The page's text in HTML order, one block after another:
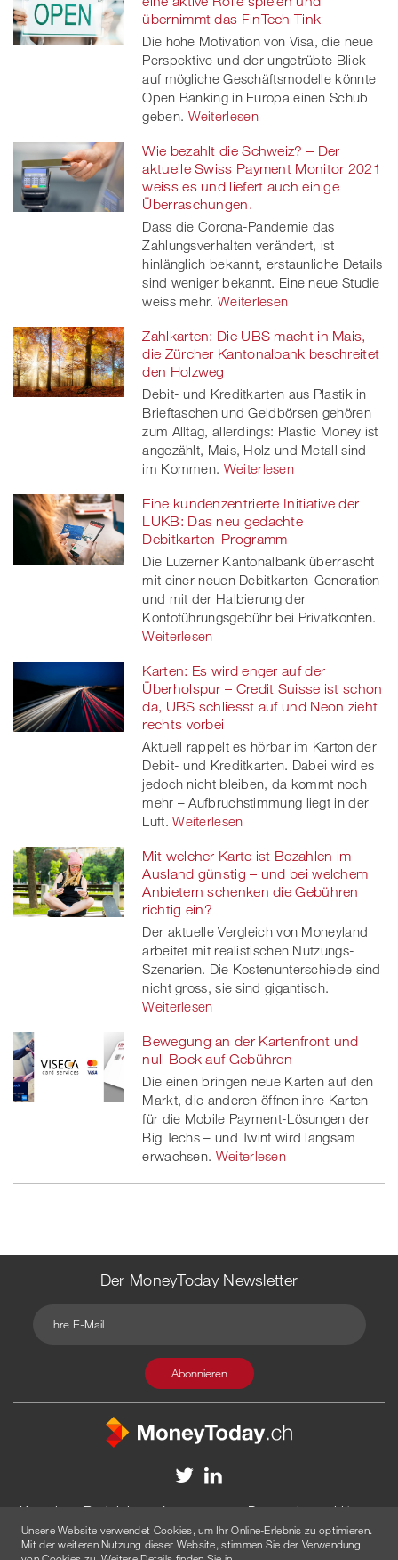
übernimmt das FinTech Tink
Die hohe Motivation von Visa, die neue
Perspektive und der ungetrübte Blick
auf mögliche Geschäftsmodelle könnte
Open Banking in Europa einen Schub
geben. Weiterlesen
Wie bezahlt die Schweiz? – Der
aktuelle Swiss Payment Monitor 2021
weiss es und liefert auch einige
Überraschungen.
Dass die Corona-Pandemie das
Zahlungsverhalten verändert, ist
hinlänglich bekannt, erstaunliche Details
sind weniger bekannt. Eine neue Studie
weiss mehr. Weiterlesen
Zahlkarten: Die UBS macht in Mais,
die Zürcher Kantonalbank beschreitet
den Holzweg
Debit- und Kreditkarten aus Plastik in
Brieftaschen und Geldbörsen gehören
zum Alltag, allerdings: Plastic Money ist
angezählt, Mais, Holz und Metall sind
im Kommen. Weiterlesen
Eine kundenzentrierte Initiative der
LUKB: Das neu gedachte
Debitkarten-Programm
Die Luzerner Kantonalbank überrascht
mit einer neuen Debitkarten-Generation
und mit der Halbierung der
Kontoführungsgebühr bei Privatkonten.
Weiterlesen
Karten: Es wird enger auf der
Überholspur – Credit Suisse ist schon
da, UBS schliesst auf und Neon zieht
rechts vorbei
Aktuell rappelt es hörbar im Karton der
Debit- und Kreditkarten. Dabei wird es
jedoch nicht bleiben, da kommt noch
mehr – Aufbruchstimmung liegt in der
Luft. Weiterlesen
Mit welcher Karte ist Bezahlen im
Ausland günstig – und bei welchem
Anbietern schenken die Gebühren
richtig ein?
Der aktuelle Vergleich von Moneyland
arbeitet mit realistischen Nutzungs-
Szenarien. Die Kostenunterschiede sind
nicht gross, sie sind gigantisch.
Weiterlesen
Bewegung an der Kartenfront und
null Bock auf Gebühren
Die einen bringen neue Karten auf den
Markt, die anderen öffnen ihre Karten
für die Mobile Payment-Lösungen der
Big Techs – und Twint wird langsam
erwachsen. Weiterlesen
Der MoneyToday Newsletter
Kontakt Redaktion Impressum
Datenschutzerklärung
Disclaimer
Werbung
Unsere Website verwendet Cookies, um Ihr Online-Erlebnis zu optimieren.
Mit der weiteren Nutzung dieser Website, stimmen Sie der Verwendung